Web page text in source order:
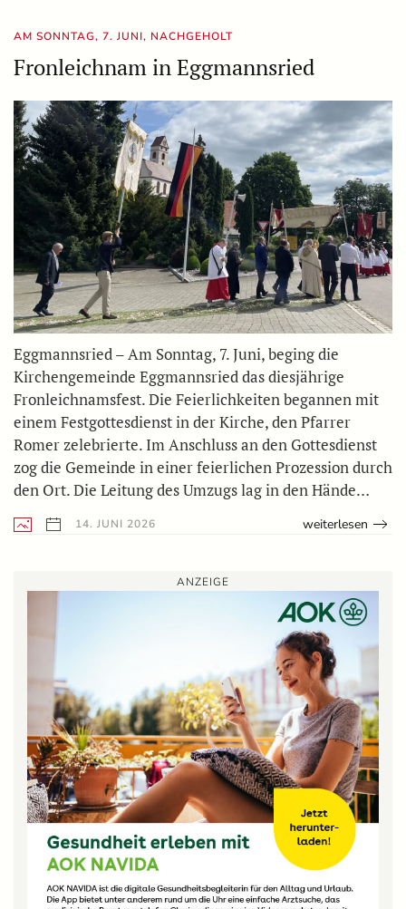
AM SONNTAG, 7. JUNI, NACHGEHOLT
Fronleichnam in Eggmannsried
Eggmannsried – Am Sonntag, 7. Juni, beging die
Kirchengemeinde Eggmannsried das diesjährige
Fronleichnamsfest. Die Feierlichkeiten begannen mit
einem Festgottesdienst in der Kirche, den Pfarrer
Romer zelebrierte. Im Anschluss an den Gottesdienst
zog die Gemeinde in einer feierlichen Prozession durch
den Ort. Die Leitung des Umzugs lag in den Hände…
14. JUNI 2026 weiterlesen
ANZEIGE